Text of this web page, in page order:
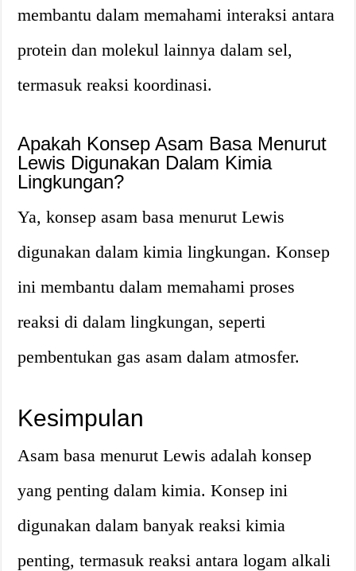
membantu dalam memahami interaksi antara
protein dan molekul lainnya dalam sel,
termasuk reaksi koordinasi.
Apakah Konsep Asam Basa Menurut
Lewis Digunakan Dalam Kimia
Lingkungan?
Ya, konsep asam basa menurut Lewis
digunakan dalam kimia lingkungan. Konsep
ini membantu dalam memahami proses
reaksi di dalam lingkungan, seperti
pembentukan gas asam dalam atmosfer.
Kesimpulan
Asam basa menurut Lewis adalah konsep
yang penting dalam kimia. Konsep ini
digunakan dalam banyak reaksi kimia
penting, termasuk reaksi antara logam alkali